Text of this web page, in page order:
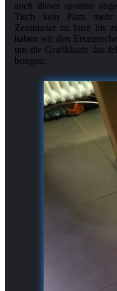
auch dieser spontan
Tisch kein Platz
Zentimeter zu kurz bis
haben wir den
um die Grafikkarte das